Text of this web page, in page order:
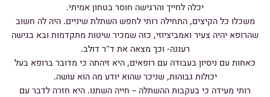
יכלה לחייך והרגישה חוסר בטחון אמיתי.
משכלו כל הקיצים, התחילה רותי לחפש השתלת שיניים. היה לה חשוב
שהרופא יהיה צעיר ואמביציוזי, כזה שמכיר שיטות מתקדמות ובא בגישה
רעננה- וכך מצאה את ד"ר דולב.
כאחות עם ניסיון בעבודה עם רופאים, היא זיהתה כי מדובר ברופא בעל
יכולות גבוהות, שניכר שהוא יודע מה הוא עושה.
רותי מעידה כי בעקבות ההשתלה – חייה השתנו. היא חזרה לדבר עם